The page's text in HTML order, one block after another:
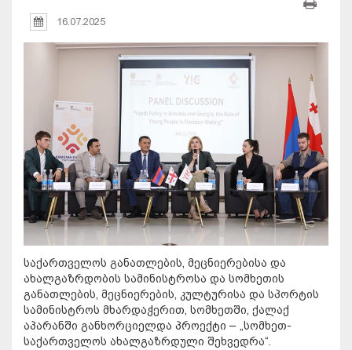
16.07.2025
საქართველოს განათლების, მეცნიერებისა და
ახალგაზრდობის სამინისტროსა და სომხეთის
განათლების, მეცნიერების, კულტურისა და სპორტის
სამინისტროს მხარდაჭერით, სომხეთში, ქალაქ
აპარანში განხორციელდა პროექტი – „სომხეთ-
საქართველოს ახალგაზრდული შეხვედრა“.